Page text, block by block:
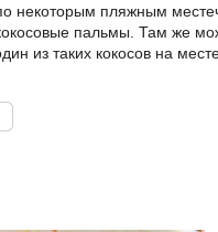
некоторым пляжным
пальмы. Там же
из таких кокосов на